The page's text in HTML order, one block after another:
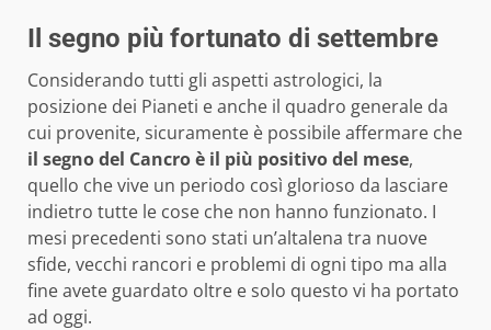
Il segno più fortunato di settembre
Considerando tutti gli aspetti astrologici, la
posizione dei Pianeti e anche il quadro generale da
cui provenite, sicuramente è possibile affermare che
il segno del Cancro è il più positivo del mese,
quello che vive un periodo così glorioso da lasciare
indietro tutte le cose che non hanno funzionato. I
mesi precedenti sono stati un’altalena tra nuove
sfide, vecchi rancori e problemi di ogni tipo ma alla
fine avete guardato oltre e solo questo vi ha portato
ad oggi.